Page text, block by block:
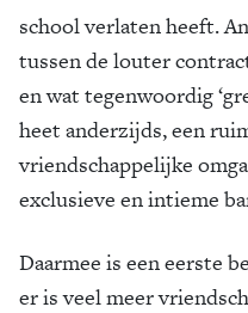
school verlaten heeft.
tussen de louter
en wat tegenwoordig
heet anderzijds, een
vriendschappelijke
exclusieve en intieme
Daarmee is een eerste
er is veel meer